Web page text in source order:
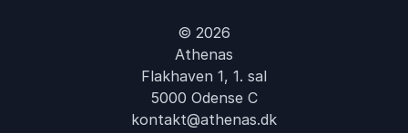
© 2026
Athenas
Flakhaven 1, 1. sal
5000 Odense C
kontakt@athenas.dk